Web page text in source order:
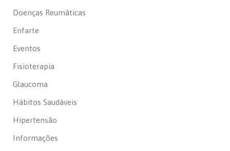
Doenças Reumáticas
Enfarte
Eventos
Fisioterapia
Glaucoma
Hábitos Saudáveis
Hipertensão
Informações